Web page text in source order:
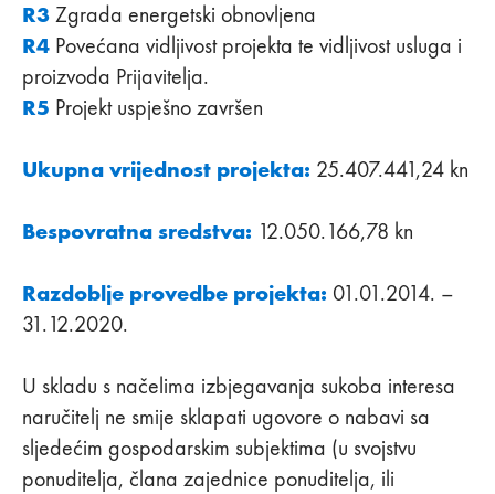
R3 Zgrada energetski obnovljena
R4 Povećana vidljivost projekta te vidljivost usluga i
proizvoda Prijavitelja.
R5 Projekt uspješno završen
Ukupna vrijednost projekta: 25.407.441,24 kn
Bespovratna sredstva: 12.050.166,78 kn
Razdoblje provedbe projekta: 01.01.2014. –
31.12.2020.
U skladu s načelima izbjegavanja sukoba interesa
naručitelj ne smije sklapati ugovore o nabavi sa
sljedećim gospodarskim subjektima (u svojstvu
ponuditelja, člana zajednice ponuditelja, ili